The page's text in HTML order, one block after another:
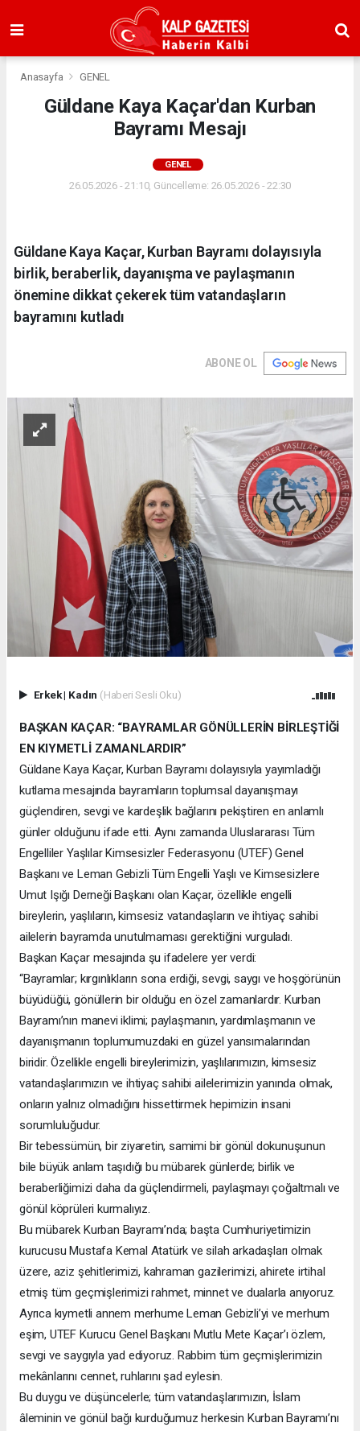
Anasayfa GENEL
Güldane Kaya Kaçar'dan Kurban
Bayramı Mesajı
GENEL
26.05.2026 - 21:10, Güncelleme: 26.05.2026 - 22:30
Güldane Kaya Kaçar, Kurban Bayramı dolayısıyla
birlik, beraberlik, dayanışma ve paylaşmanın
önemine dikkat çekerek tüm vatandaşların
bayramını kutladı
ABONE OL
Erkek| Kadın (Haberi Sesli Oku)
BAŞKAN KAÇAR: “BAYRAMLAR GÖNÜLLERİN BİRLEŞTİĞİ
EN KIYMETLİ ZAMANLARDIR”
Güldane Kaya Kaçar, Kurban Bayramı dolayısıyla yayımladığı
kutlama mesajında bayramların toplumsal dayanışmayı
güçlendiren, sevgi ve kardeşlik bağlarını pekiştiren en anlamlı
günler olduğunu ifade etti. Aynı zamanda Uluslararası Tüm
Engelliler Yaşlılar Kimsesizler Federasyonu (UTEF) Genel
Başkanı ve Leman Gebizli Tüm Engelli Yaşlı ve Kimsesizlere
Umut Işığı Derneği Başkanı olan Kaçar, özellikle engelli
bireylerin, yaşlıların, kimsesiz vatandaşların ve ihtiyaç sahibi
ailelerin bayramda unutulmaması gerektiğini vurguladı.
Başkan Kaçar mesajında şu ifadelere yer verdi:
“Bayramlar; kırgınlıkların sona erdiği, sevgi, saygı ve hoşgörünün
büyüdüğü, gönüllerin bir olduğu en özel zamanlardır. Kurban
Bayramı’nın manevi iklimi; paylaşmanın, yardımlaşmanın ve
dayanışmanın toplumumuzdaki en güzel yansımalarından
biridir. Özellikle engelli bireylerimizin, yaşlılarımızın, kimsesiz
vatandaşlarımızın ve ihtiyaç sahibi ailelerimizin yanında olmak,
onların yalnız olmadığını hissettirmek hepimizin insani
sorumluluğudur.
Bir tebessümün, bir ziyaretin, samimi bir gönül dokunuşunun
bile büyük anlam taşıdığı bu mübarek günlerde; birlik ve
beraberliğimizi daha da güçlendirmeli, paylaşmayı çoğaltmalı ve
gönül köprüleri kurmalıyız.
Bu mübarek Kurban Bayramı’nda; başta Cumhuriyetimizin
kurucusu Mustafa Kemal Atatürk ve silah arkadaşları olmak
üzere, aziz şehitlerimizi, kahraman gazilerimizi, ahirete irtihal
etmiş tüm geçmişlerimizi rahmet, minnet ve dualarla anıyoruz.
Ayrıca kıymetli annem merhume Leman Gebizli’yi ve merhum
eşim, UTEF Kurucu Genel Başkanı Mutlu Mete Kaçar’ı özlem,
sevgi ve saygıyla yad ediyoruz. Rabbim tüm geçmişlerimizin
mekânlarını cennet, ruhlarını şad eylesin.
Bu duygu ve düşüncelerle; tüm vatandaşlarımızın, İslam
âleminin ve gönül bağı kurduğumuz herkesin Kurban Bayramı’nı